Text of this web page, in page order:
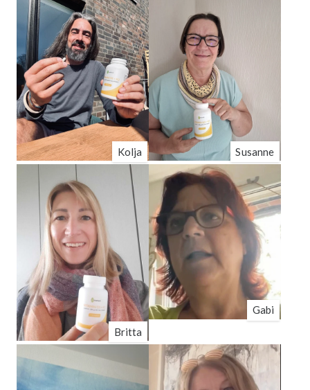
Kolja Susanne
Britta
Gabi